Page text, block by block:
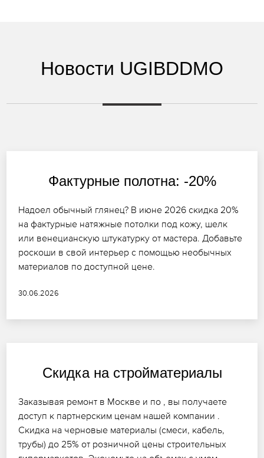
Новости UGIBDDMO
Фактурные полотна: -20%
Надоел обычный глянец? В июне 2026 скидка 20%
на фактурные натяжные потолки под кожу, шелк
или венецианскую штукатурку от мастера. Добавьте
роскоши в свой интерьер с помощью необычных
материалов по доступной цене.
30.06.2026
Скидка на стройматериалы
Заказывая ремонт в Москве и по , вы получаете
доступ к партнерским ценам нашей компании .
Скидка на черновые материалы (смеси, кабель,
трубы) до 25% от розничной цены строительных